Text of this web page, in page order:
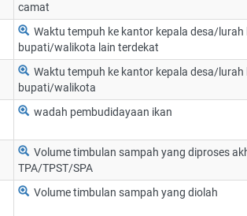
camat
Waktu tempuh ke kantor kepala desa/lurah
bupati/walikota lain terdekat
Waktu tempuh ke kantor kepala desa/lurah
bupati/walikota
wadah pembudidayaan ikan
Volume timbulan sampah yang diproses
TPA/TPST/SPA
Volume timbulan sampah yang diolah